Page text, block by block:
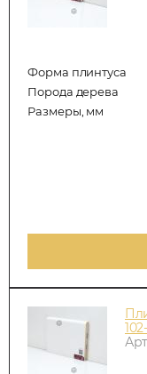
Форма плинтуса
Порода дерева
Размеры, мм